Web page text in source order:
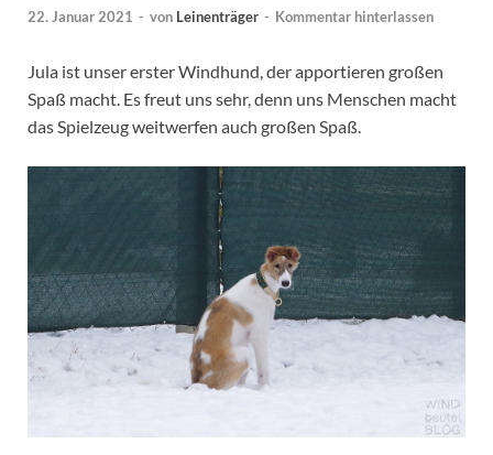
22. Januar 2021 - von Leinenträger - Kommentar hinterlassen
Jula ist unser erster Windhund, der apportieren großen
Spaß macht. Es freut uns sehr, denn uns Menschen macht
das Spielzeug weitwerfen auch großen Spaß.